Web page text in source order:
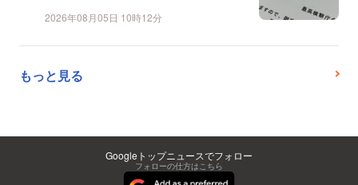
2026年08月05日 10時12分
もっと見る
Googleトップニュースでフォロー
フォローの仕方はこちら